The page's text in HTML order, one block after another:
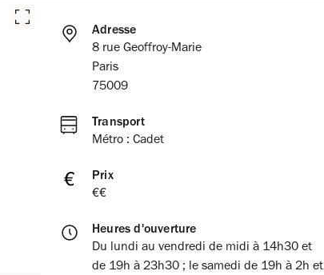
Adresse
8 rue Geoffroy-Marie
Paris
75009
Transport
Métro : Cadet
Prix
€€
Heures d'ouverture
Du lundi au vendredi de midi à 14h30 et
de 19h à 23h30 ; le samedi de 19h à 2h et